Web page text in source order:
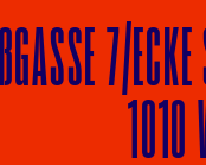
ßGASSE 7/ECKE
1010